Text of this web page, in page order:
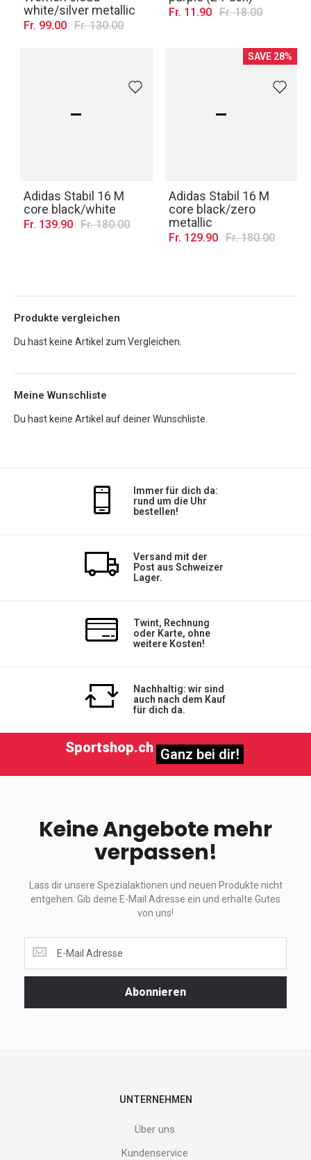
white/silver metallic
Fr. 99.00 Fr. 130.00
Fr. 11.90 Fr. 18.00
Adidas Stabil 16 M
core black/white
Fr. 139.90 Fr. 180.00
SAVE 28%
Adidas Stabil 16 M
core black/zero
metallic
Fr. 129.90 Fr. 180.00
Produkte vergleichen
Du hast keine Artikel zum Vergleichen.
Meine Wunschliste
Du hast keine Artikel auf deiner Wunschliste.
Immer für dich da:
rund um die Uhr
bestellen!
Versand mit der
Post aus Schweizer
Lager.
Twint, Rechnung
oder Karte, ohne
weitere Kosten!
Nachhaltig: wir sind
auch nach dem Kauf
für dich da.
Sportshop.ch Ganz bei dir!
Keine Angebote mehr
verpassen!
Lass dir unsere Spezialaktionen und neuen Produkte nicht
entgehen. Gib deine E-Mail Adresse ein und erhalte Gutes
von uns!
dir
unsere
Abonnieren
UNTERNEHMEN
Über uns
Kundenservice